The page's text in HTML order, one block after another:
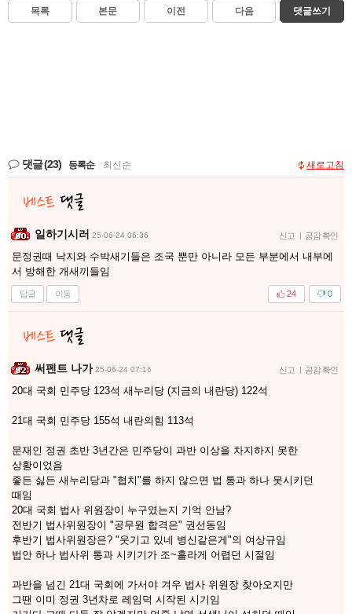
목록 본문 이전 다음 댓글쓰기
댓글(23) 등록순 최신순 새로고침
일하기시러 25-06-24 06:36 신고 | 공감 확인
문정권때 낙지와 수박새기들은 조국 뿐만 아니라 모든 부분에서 내부에
서 방해한 개새끼들임
답글 이동 0
24
써펜트 나가 25-06-24 07:16 신고 | 공감 확인
20대 국회 민주당 123석 새누리당 (지금의 내란당) 122석
21대 국회 민주당 155석 내란의힘 113석
문재인 정권 초반 3년간은 민주당이 과반 이상을 차지하지 못한
상황이었음
좋든 싫든 새누리당과 "협치"를 하지 않으면 법 통과 하나 못시키던
때임
20대 국회 법사 위원장이 누구였는지 기억 안남?
전반기 법사위원장이 "공무원 합격은" 권선동임
후반기 법사위원장은? "웃기고 있네 병신같은게"의 여상규임
법안 하나 법사위 통과 시키기가 조~홀라게 어렵던 시절임
과반을 넘긴 21대 국회에 가서야 겨우 법사 위원장 찾아오지만
그땐 이미 정권 3년차로 레임덕 시작된 시기임